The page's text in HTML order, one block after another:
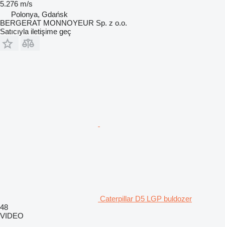
5.276 m/s
Polonya, Gdańsk
BERGERAT MONNOYEUR Sp. z o.o.
Satıcıyla iletişime geç
Caterpillar D5 LGP buldozer
48
VIDEO